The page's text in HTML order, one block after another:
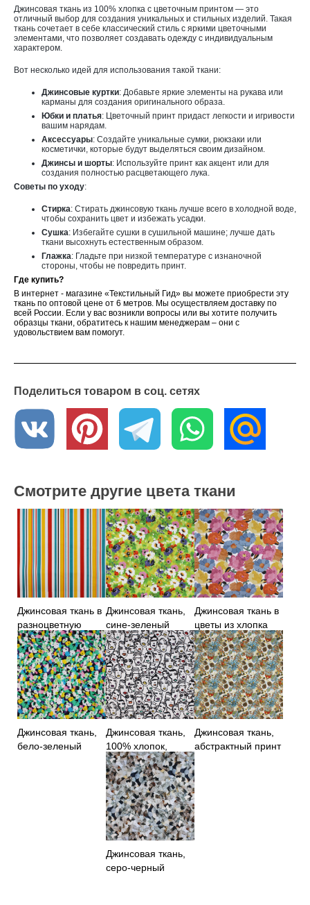
Джинсовая ткань из 100% хлопка с цветочным принтом — это
отличный выбор для создания уникальных и стильных изделий. Такая
ткань сочетает в себе классический стиль с яркими цветочными
элементами, что позволяет создавать одежду с индивидуальным
характером.
Вот несколько идей для использования такой ткани:
Джинсовые куртки: Добавьте яркие элементы на рукава или
карманы для создания оригинального образа.
Юбки и платья: Цветочный принт придаст легкости и игривости
вашим нарядам.
Аксессуары: Создайте уникальные сумки, рюкзаки или
косметички, которые будут выделяться своим дизайном.
Джинсы и шорты: Используйте принт как акцент или для
создания полностью расцветающего лука.
Советы по уходу:
Стирка: Стирать джинсовую ткань лучше всего в холодной воде,
чтобы сохранить цвет и избежать усадки.
Сушка: Избегайте сушки в сушильной машине; лучше дать
ткани высохнуть естественным образом.
Глажка: Гладьте при низкой температуре с изнаночной
стороны, чтобы не повредить принт.
Где купить?
В интернет - магазине «Текстильный Гид» вы можете приобрести эту
ткань по оптовой цене от 6 метров. Мы осуществляем доставку по
всей России. Если у вас возникли вопросы или вы хотите получить
образцы ткани, обратитесь к нашим менеджерам – они с
удовольствием вам помогут.
Поделиться товаром в соц. сетях
Смотрите другие цвета ткани
Джинсовая ткань в
разноцветную
полоску
Джинсовая ткань,
сине-зеленый
цветочный принт
Джинсовая ткань в
цветы из хлопка
Джинсовая ткань,
бело-зеленый
Джинсовая ткань,
100% хлопок,
принт
Джинсовая ткань,
абстрактный принт
Джинсовая ткань,
серо-черный